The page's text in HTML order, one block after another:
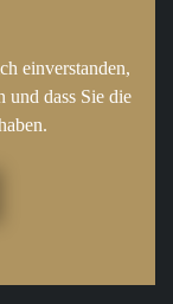
einverstanden,
und dass Sie die